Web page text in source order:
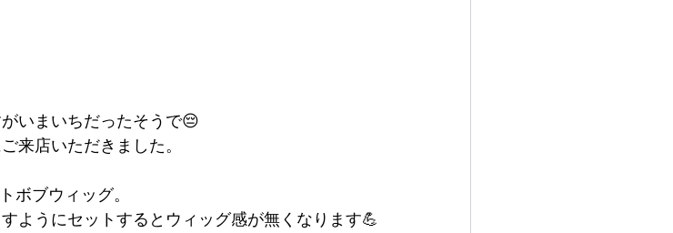
いまいちだったそうで😔
来店いただきました。
ボブウィッグ。
ようにセットするとウィッグ感が無くなります💪